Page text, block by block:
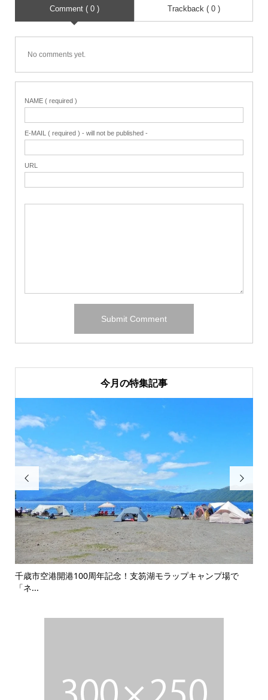
Comment ( 0 ) Trackback ( 0 )
No comments yet.
NAME ( required )
E-MAIL ( required ) - will not be published -
URL
今月の特集記事

ャンプ場で
冬キャンプの常識が変わる！温泉級の暖かさを屋外
